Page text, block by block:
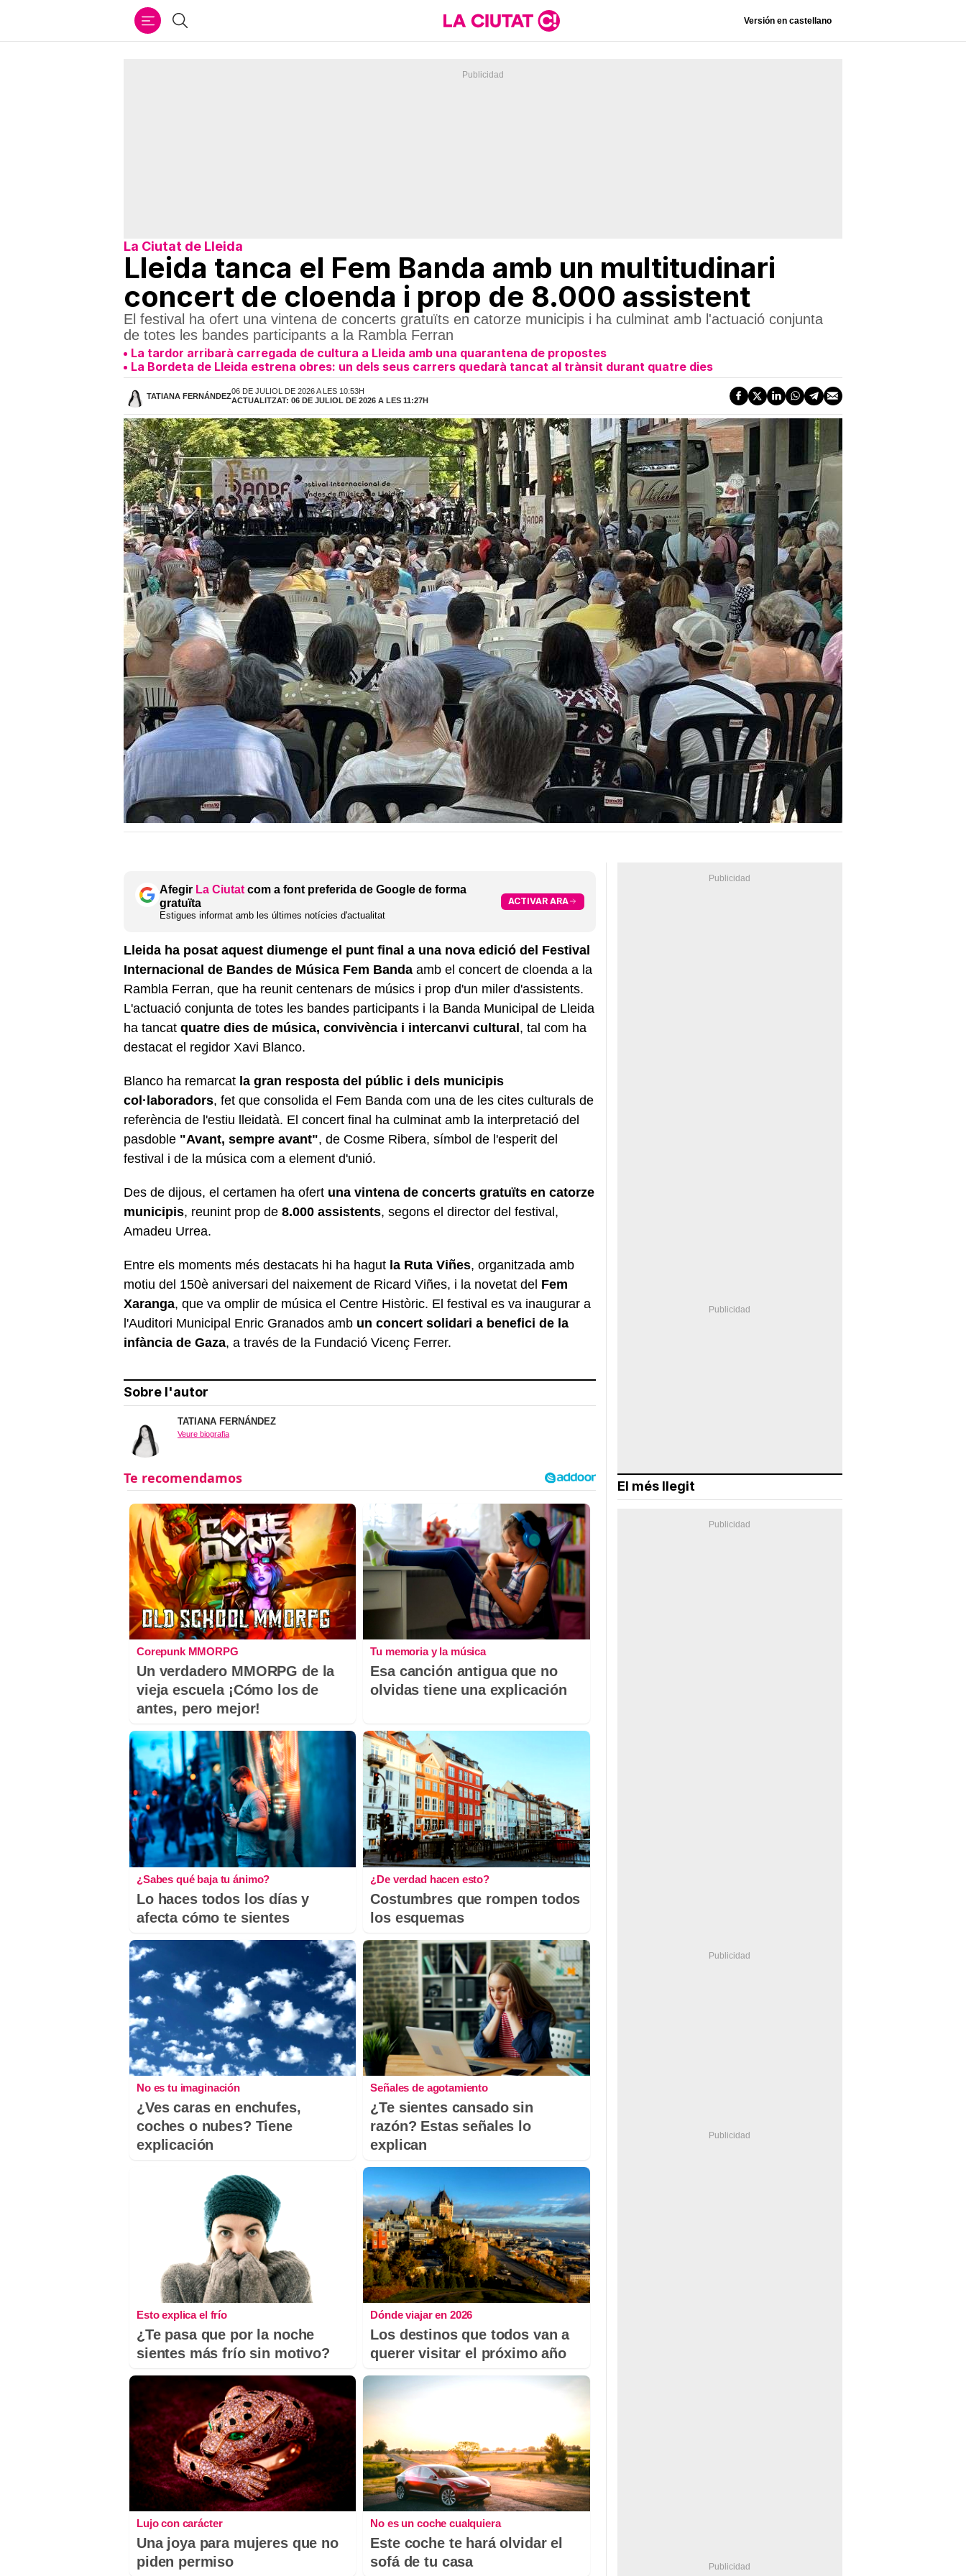
Cercar Versión en castellano
La Ciutat de Lleida
Lleida tanca el Fem Banda amb un multitudinari
concert de cloenda i prop de 8.000 assistent
El festival ha ofert una vintena de concerts gratuïts en catorze municipis i ha culminat amb l'actuació conjunta
de totes les bandes participants a la Rambla Ferran
La tardor arribarà carregada de cultura a Lleida amb una quarantena de propostes
La Bordeta de Lleida estrena obres: un dels seus carrers quedarà tancat al trànsit durant quatre dies
TATIANA FERNÁNDEZ
06 DE JULIOL DE 2026 A LES 10:53H
ACTUALITZAT: 06 DE JULIOL DE 2026 A LES 11:27H
Afegir La Ciutat com a font preferida de Google de forma
gratuïta
Estigues informat amb les últimes notícies d'actualitat
ACTIVAR ARA
Lleida ha posat aquest diumenge el punt final a una nova edició del Festival
Internacional de Bandes de Música Fem Banda amb el concert de cloenda a la
Rambla Ferran, que ha reunit centenars de músics i prop d'un miler d'assistents.
L'actuació conjunta de totes les bandes participants i la Banda Municipal de Lleida
ha tancat quatre dies de música, convivència i intercanvi cultural, tal com ha
destacat el regidor Xavi Blanco.
Blanco ha remarcat la gran resposta del públic i dels municipis
col·laboradors, fet que consolida el Fem Banda com una de les cites culturals de
referència de l'estiu lleidatà. El concert final ha culminat amb la interpretació del
pasdoble "Avant, sempre avant", de Cosme Ribera, símbol de l'esperit del
festival i de la música com a element d'unió.
Des de dijous, el certamen ha ofert una vintena de concerts gratuïts en catorze
municipis, reunint prop de 8.000 assistents, segons el director del festival,
Amadeu Urrea.
Entre els moments més destacats hi ha hagut la Ruta Viñes, organitzada amb
motiu del 150è aniversari del naixement de Ricard Viñes, i la novetat del Fem
Xaranga, que va omplir de música el Centre Històric. El festival es va inaugurar a
l'Auditori Municipal Enric Granados amb un concert solidari a benefici de la
infància de Gaza, a través de la Fundació Vicenç Ferrer.
Sobre l'autor
TATIANA FERNÁNDEZ
Veure biografia
Corepunk MMORPG
Un verdadero MMORPG de la
vieja escuela ¡Cómo los de
antes, pero mejor!
Tu memoria y la música
Esa canción antigua que no
olvidas tiene una explicación
¿Sabes qué baja tu ánimo?
Lo haces todos los días y
afecta cómo te sientes
¿De verdad hacen esto?
Costumbres que rompen todos
los esquemas
No es tu imaginación
¿Ves caras en enchufes,
coches o nubes? Tiene
explicación
Señales de agotamiento
¿Te sientes cansado sin
razón? Estas señales lo
explican
Esto explica el frío
¿Te pasa que por la noche
sientes más frío sin motivo?
Dónde viajar en 2026
Los destinos que todos van a
querer visitar el próximo año
Lujo con carácter
Una joya para mujeres que no
piden permiso
No es un coche cualquiera
Este coche te hará olvidar el
sofá de tu casa
El més llegit